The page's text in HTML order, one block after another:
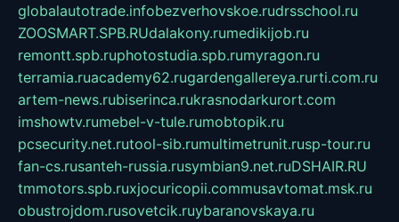
globalautotrade.infobezverhovskoe.rudrsschool.ru
ZOOSMART.SPB.RUdalakony.rumedikijob.ru
remontt.spb.ruphotostudia.spb.rumyragon.ru
terramia.ruacademy62.rugardengallereya.rurti.com.ru
artem-news.rubiserinca.rukrasnodarkurort.com
imshowtv.rumebel-v-tule.rumobtopik.ru
pcsecurity.net.rutool-sib.rumultimetrunit.rusp-tour.ru
fan-cs.rusanteh-russia.rusymbian9.net.ruDSHAIR.RU
tmmotors.spb.ruxjocuricopii.commusavtomat.msk.ru
obustrojdom.rusovetcik.ruybaranovskaya.ru